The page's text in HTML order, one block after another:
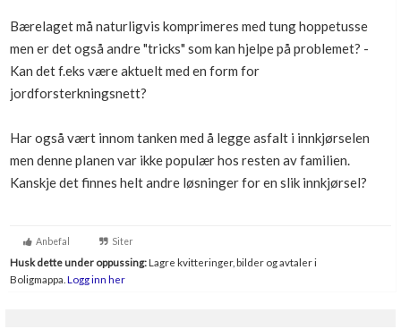
Bærelaget må naturligvis komprimeres med tung hoppetusse
men er det også andre "tricks" som kan hjelpe på problemet? -
Kan det f.eks være aktuelt med en form for
jordforsterkningsnett?
Har også vært innom tanken med å legge asfalt i innkjørselen
men denne planen var ikke populær hos resten av familien.
Kanskje det finnes helt andre løsninger for en slik innkjørsel?
Anbefal Siter
Husk dette under oppussing:Lagre kvitteringer, bilder og avtaler i
Boligmappa. Logg inn her